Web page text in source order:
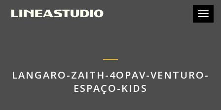
LANGARO-ZAITH-4OPAV-VENTURO-
ESPAÇO-KIDS